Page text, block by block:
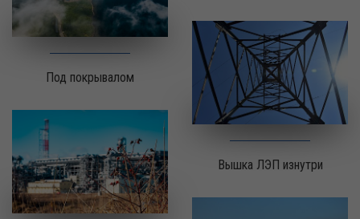
Под покрывалом
Вышка ЛЭП изнутри